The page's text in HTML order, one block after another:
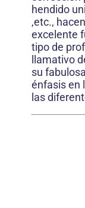
hendido
,etc.,
excelente
tipo de
llamativo
su
énfasis en
las